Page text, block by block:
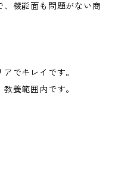
機能面も問題がない商
でキレイです。
養範囲内です。